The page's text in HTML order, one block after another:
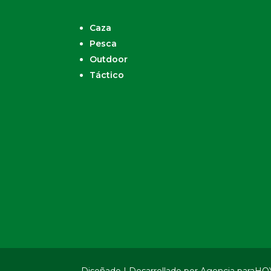
Caza
Pesca
Outdoor
Táctico